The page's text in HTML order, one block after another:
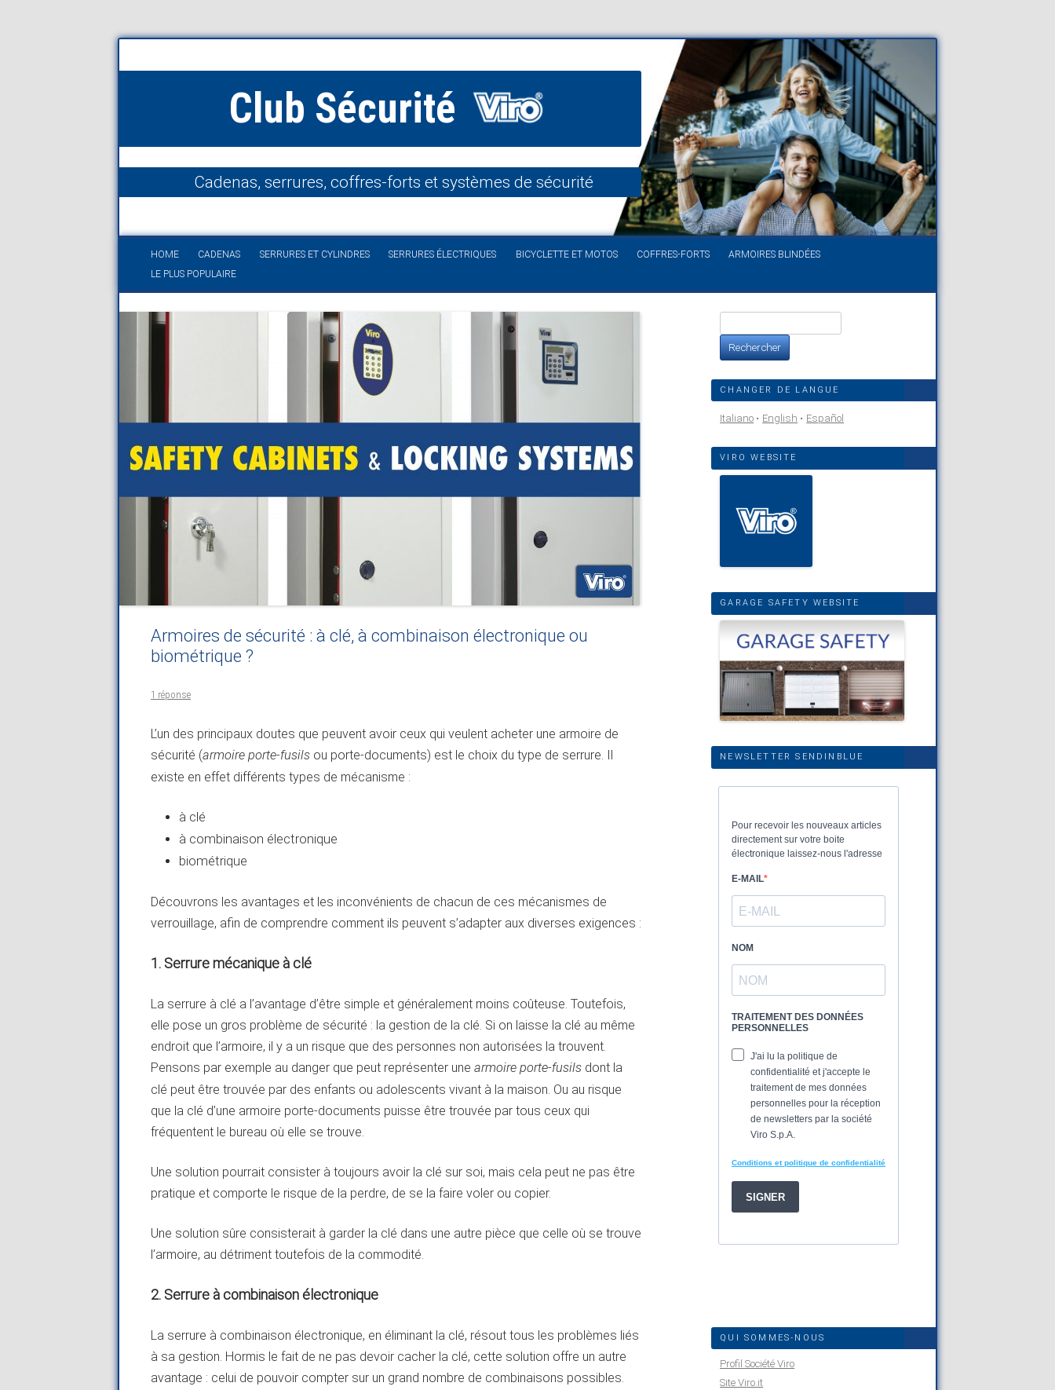
Club Sécurité
Cadenas, serrures, coffres-forts et systèmes de sécurité
HOME CADENAS SERRURES ET CYLINDRES SERRURES ÉLECTRIQUES BICYCLETTE ET MOTOS COFFRES-FORTS
ARMOIRES BLINDÉES
LE PLUS POPULAIRE
Armoires de sécurité : à clé, à combinaison électronique ou
biométrique ?
1 réponse
L’un des principaux doutes que peuvent avoir ceux qui veulent acheter une armoire de
sécurité (armoire porte-fusils ou porte-documents) est le choix du type de serrure. Il
existe en effet différents types de mécanisme :
à clé
à combinaison électronique
biométrique
Découvrons les avantages et les inconvénients de chacun de ces mécanismes de
verrouillage, afin de comprendre comment ils peuvent s’adapter aux diverses exigences :
1. Serrure mécanique à clé
La serrure à clé a l’avantage d’être simple et généralement moins coûteuse. Toutefois,
elle pose un gros problème de sécurité : la gestion de la clé. Si on laisse la clé au même
endroit que l’armoire, il y a un risque que des personnes non autorisées la trouvent.
Pensons par exemple au danger que peut représenter une armoire porte-fusils dont la
clé peut être trouvée par des enfants ou adolescents vivant à la maison. Ou au risque
que la clé d’une armoire porte-documents puisse être trouvée par tous ceux qui
fréquentent le bureau où elle se trouve.
Une solution pourrait consister à toujours avoir la clé sur soi, mais cela peut ne pas être
pratique et comporte le risque de la perdre, de se la faire voler ou copier.
Une solution sûre consisterait à garder la clé dans une autre pièce que celle où se trouve
l’armoire, au détriment toutefois de la commodité.
2. Serrure à combinaison électronique
La serrure à combinaison électronique, en éliminant la clé, résout tous les problèmes liés
à sa gestion. Hormis le fait de ne pas devoir cacher la clé, cette solution offre un autre
avantage : celui de pouvoir compter sur un grand nombre de combinaisons possibles.
CHANGER DE LANGUE
Italiano English Español
VIRO WEBSITE
GARAGE SAFETY WEBSITE
NEWSLETTER SENDINBLUE
QUI SOMMES-NOUS
Profil Société Viro
Site Viro.it